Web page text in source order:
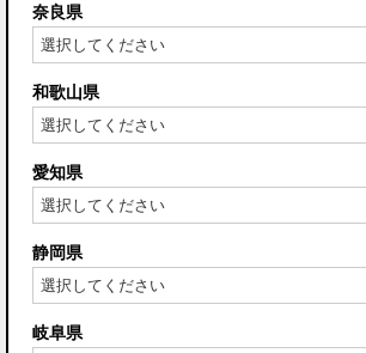
奈良県
和歌山県
愛知県
静岡県
岐阜県